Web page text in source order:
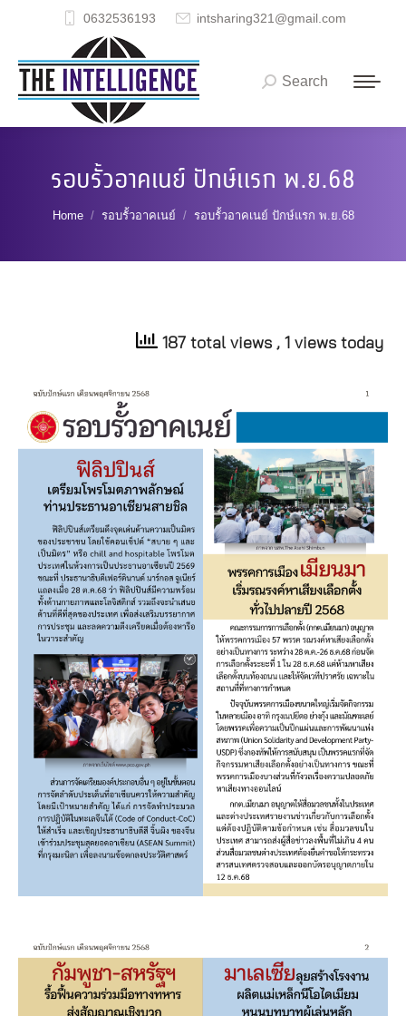
0632536193 intsharing321@gmail.com
Search:
Search
รอบรั้วอาคเนย์ ปักษ์แรก พ.ย.68
You are here:
Home รอบรั้วอาคเนย์ รอบรั้วอาคเนย์ ปักษ์แรก พ.ย.68
187 total views , 1 views today